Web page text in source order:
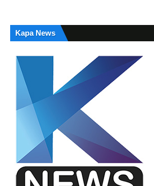
Kapa News